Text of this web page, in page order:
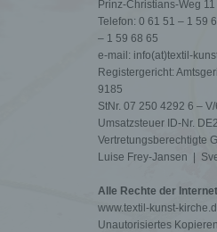
Prinz-Christians-Weg
Telefon: 0 61 51 – 1 59
– 1 59 68 65
e-mail: info(at)textil-
Registergericht:
9185
StNr. 07 250 4292 6 –
Umsatzsteuer ID-Nr.
Vertretungsberechtigte
Luise Frey-Jansen |
Alle Rechte der
www.textil-kunst-
Unautorisiertes